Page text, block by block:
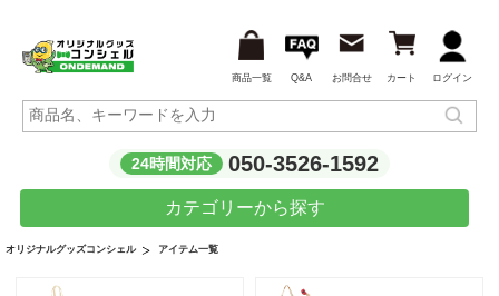
商品一覧 Q&A お問合せ カート ログイン
24時間対応 050-3526-1592
カテゴリーから探す
オリジナルグッズコンシェル アイテム一覧